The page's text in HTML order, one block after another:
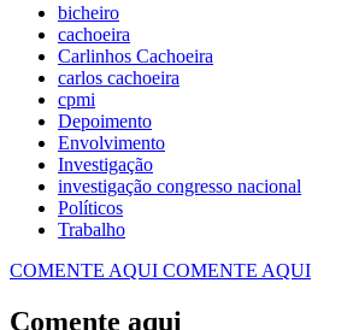
bicheiro
cachoeira
Carlinhos Cachoeira
carlos cachoeira
cpmi
Depoimento
Envolvimento
Investigação
investigação congresso nacional
Políticos
Trabalho
COMENTE AQUI COMENTE AQUI
Comente aqui